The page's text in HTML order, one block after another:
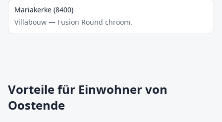
Mariakerke (8400)
Villabouw — Fusion Round chroom.
Vorteile für Einwohner von
Oostende